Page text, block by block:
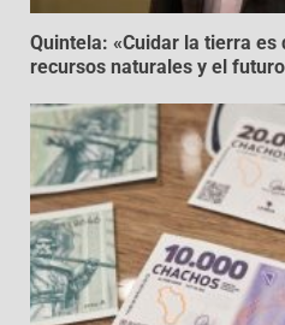
Quintela: «Cuidar la tierra
recursos naturales y el